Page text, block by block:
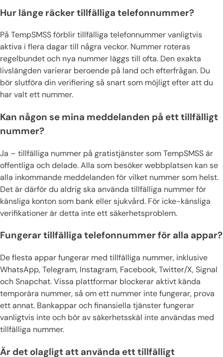
Hur länge räcker tillfälliga telefonnummer?
På TempSMSS förblir tillfälliga telefonnummer vanligtvis
aktiva i flera dagar till några veckor. Nummer roteras
regelbundet och nya nummer läggs till ofta. Den exakta
livslängden varierar beroende på land och efterfrågan. Du
bör slutföra din verifiering så snart som möjligt efter att du
har valt ett nummer.
Kan någon se mina meddelanden på ett tillfälligt
nummer?
Ja – tillfälliga nummer på gratistjänster som TempSMSS är
offentliga och delade. Alla som besöker webbplatsen kan se
alla inkommande meddelanden för vilket nummer som helst.
Det är därför du aldrig ska använda tillfälliga nummer för
känsliga konton som bank eller sjukvård. För icke-känsliga
verifikationer är detta inte ett säkerhetsproblem.
Fungerar tillfälliga telefonnummer för alla appar?
De flesta appar fungerar med tillfälliga nummer, inklusive
WhatsApp, Telegram, Instagram, Facebook, Twitter/X, Signal
och Snapchat. Vissa plattformar blockerar aktivt kända
temporära nummer, så om ett nummer inte fungerar, prova
ett annat. Bankappar och finansiella tjänster fungerar
vanligtvis inte och bör av säkerhetsskäl inte användas med
tillfälliga nummer.
Är det olagligt att använda ett tillfälligt